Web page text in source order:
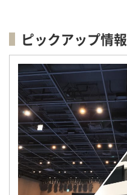
ピックアップ情報